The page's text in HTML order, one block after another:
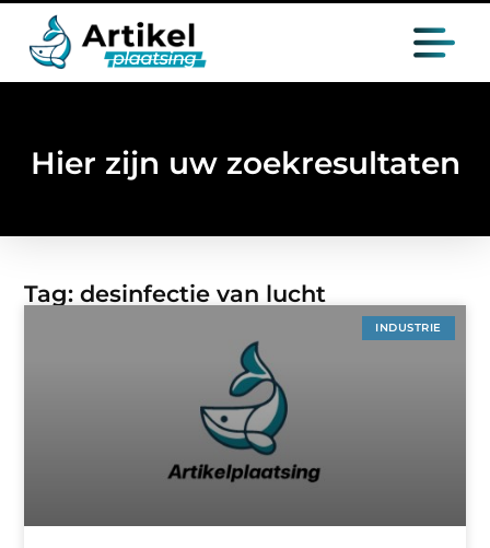
Hier zijn uw zoekresultaten
Tag: desinfectie van lucht
INDUSTRIE